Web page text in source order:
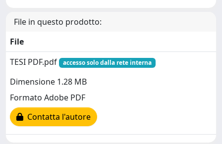
File in questo prodotto:
File
TESI PDF.pdf
accesso solo dalla rete interna
Dimensione 1.28 MB
Formato Adobe PDF
Contatta l'autore